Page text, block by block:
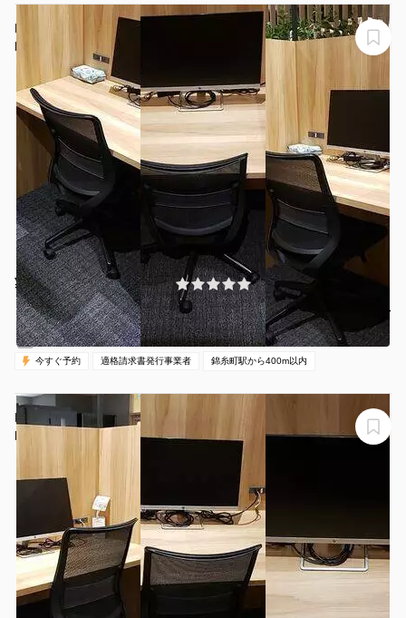
H1T錦糸町 BOX07(1名)
H1T錦糸町 BOX 07
¥1645 〜 ¥1984 /時間
(0件)
錦糸町駅 徒歩3分東京都墨田区江東橋3-9-10 1名
30分〜
営業時間：08:00-20:00（全日）
今すぐ予約 適格請求書発行事業者 錦糸町駅から400m以内
H1T錦糸町 BOX05(1名)
H1T錦糸町 BOX 05